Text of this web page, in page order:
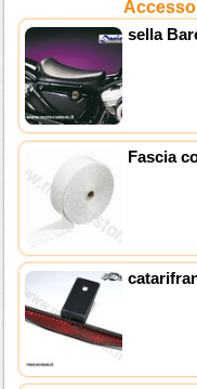
sella
Fascia